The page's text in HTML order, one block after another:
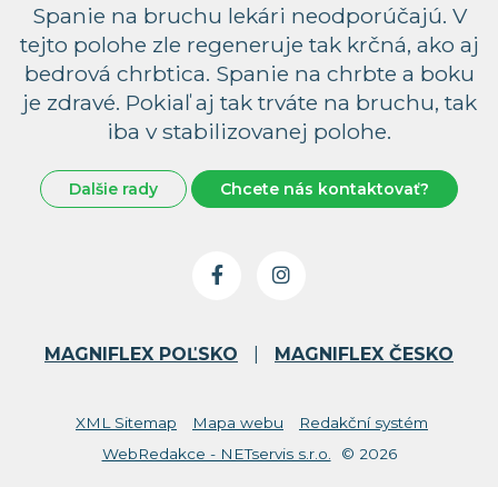
Spanie na bruchu lekári neodporúčajú. V
tejto polohe zle regeneruje tak krčná, ako aj
bedrová chrbtica. Spanie na chrbte a boku
je zdravé. Pokiaľ aj tak trváte na bruchu, tak
iba v stabilizovanej polohe.
Dalšie rady Chcete nás kontaktovať?
MAGNIFLEX POĽSKO MAGNIFLEX ČESKO
XML Sitemap Mapa webu
Redakční systém
WebRedakce - NETservis s.r.o.
© 2026